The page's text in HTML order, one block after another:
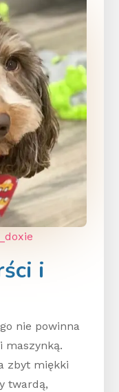
i
nie powinna
maszynką.
zbyt miękki
twardą,